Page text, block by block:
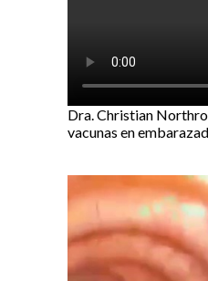
Dra. Christian
vacunas en